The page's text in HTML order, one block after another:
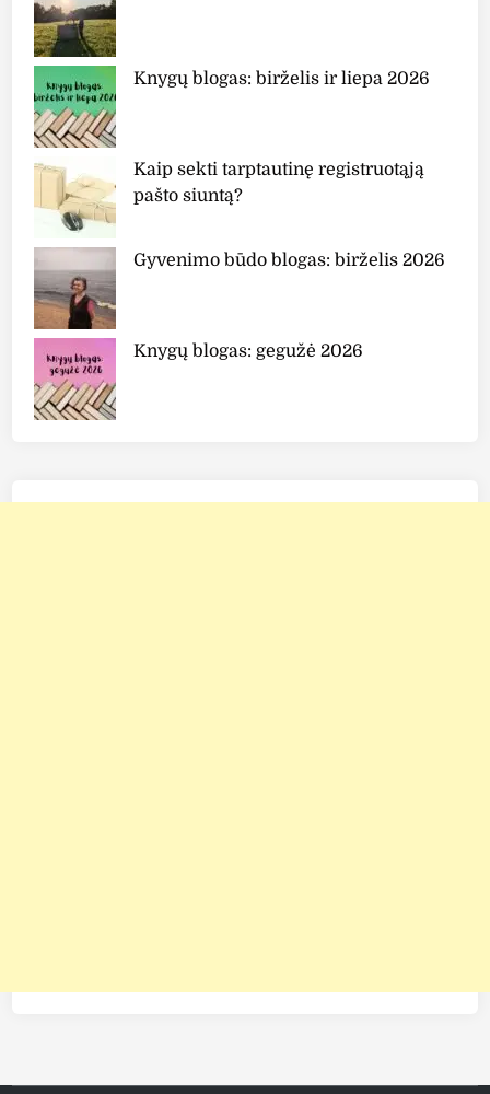
Knygų blogas: birželis ir liepa 2026
Kaip sekti tarptautinę registruotąją
pašto siuntą?
Gyvenimo būdo blogas: birželis 2026
Knygų blogas: gegužė 2026